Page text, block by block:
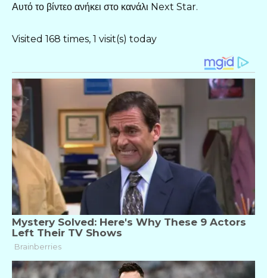
Αυτό το βίντεο ανήκει στο κανάλι Next Star.
Visited 168 times, 1 visit(s) today